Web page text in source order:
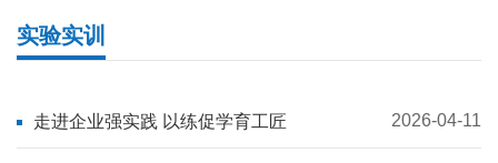
实验实训
走进企业强实践 以练促学育工匠 2026-04-11